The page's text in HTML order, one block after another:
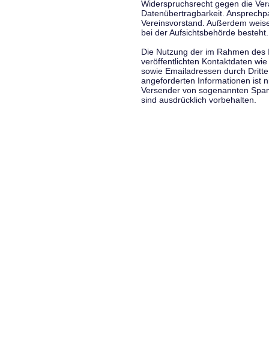
Widerspruchsrecht gegen die
Datenübertragbarkeit.
Vereinsvorstand. Außerdem
bei der Aufsichtsbehörde besteht.
Die Nutzung der im Rahmen
veröffentlichten Kontaktdaten
sowie Emailadressen durch
angeforderten Informationen ist
Versender von sogenannten
sind ausdrücklich vorbehalten.